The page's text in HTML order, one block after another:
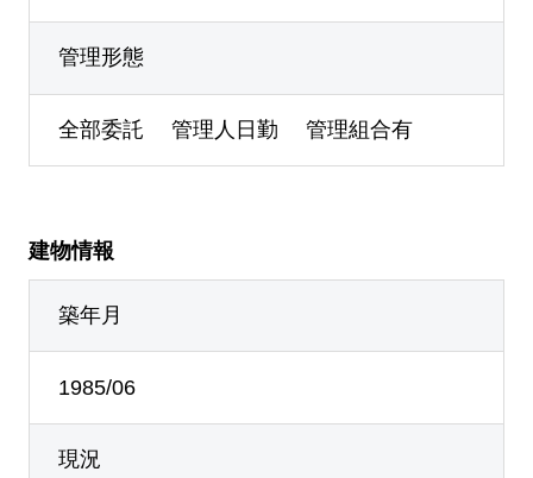
管理形態
全部委託 管理人日勤 管理組合有
建物情報
築年月
1985/06
現況